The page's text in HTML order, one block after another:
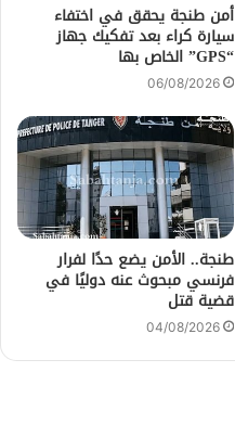
أمن طنجة يحقق في اختفاء
سيارة كراء بعد تفكيك جهاز
“GPS” الخاص بها
06/08/2026
طنجة.. الأمن يضع حدًا لفرار
فرنسي مبحوث عنه دوليًا في
قضية قتل
04/08/2026